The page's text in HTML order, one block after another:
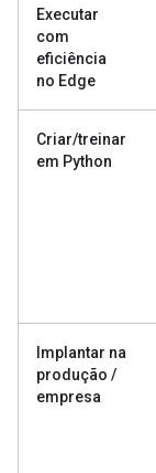
Executar
com
eficiência
no Edge
Criar/treinar
em Python
Implantar na
produção /
empresa